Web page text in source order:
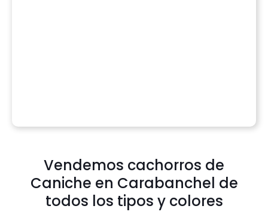
Vendemos cachorros de
Caniche en Carabanchel de
todos los tipos y colores